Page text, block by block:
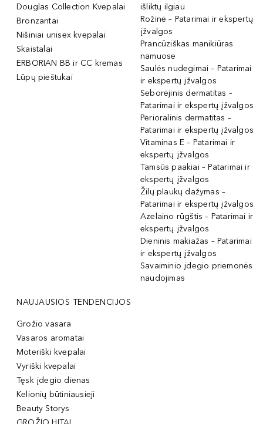
Douglas Collection Kvepalai
Bronzantai
Nišiniai unisex kvepalai
Skaistalai
ERBORIAN BB ir CC kremas
Lūpų pieštukai
išliktų ilgiau
Rožinė – Patarimai ir ekspertų
įžvalgos
Prancūziškas manikiūras
namuose
Saulės nudegimai – Patarimai
ir ekspertų įžvalgos
Seborėjinis dermatitas –
Patarimai ir ekspertų įžvalgos
Perioralinis dermatitas –
Patarimai ir ekspertų įžvalgos
Vitaminas E – Patarimai ir
ekspertų įžvalgos
Tamsūs paakiai – Patarimai ir
ekspertų įžvalgos
Žilų plaukų dažymas –
Patarimai ir ekspertų įžvalgos
Azelaino rūgštis – Patarimai ir
ekspertų įžvalgos
Dieninis makiažas – Patarimai
ir ekspertų įžvalgos
Savaiminio įdegio priemonės
naudojimas
NAUJAUSIOS TENDENCIJOS
Grožio vasara
Vasaros aromatai
Moteriški kvepalai
Vyriški kvepalai
Tęsk įdegio dienas
Kelionių būtiniausieji
Beauty Storys